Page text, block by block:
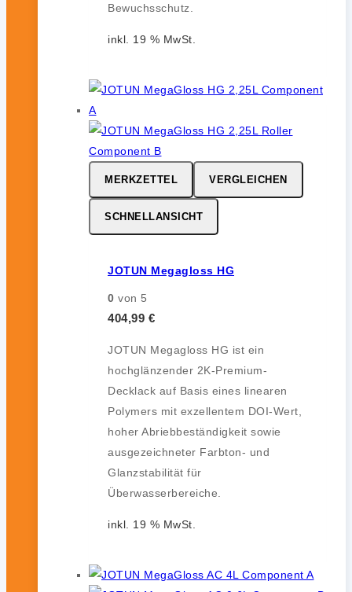
Bewuchsschutz.
inkl. 19 % MwSt.
MERKZETTEL VERGLEICHEN
SCHNELLANSICHT
JOTUN Megagloss HG
0 von 5
404,99 €
JOTUN Megagloss HG ist ein
hochglänzender 2K-Premium-
Decklack auf Basis eines linearen
Polymers mit exzellentem DOI-Wert,
hoher Abriebbeständigkeit sowie
ausgezeichneter Farbton- und
Glanzstabilität für
Überwasserbereiche.
inkl. 19 % MwSt.